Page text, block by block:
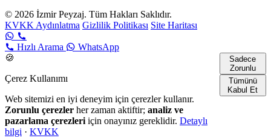
© 2026 İzmir Peyzaj. Tüm Hakları Saklıdır.
KVKK Aydınlatma Gizlilik Politikası Site Haritası
Hızlı Arama
WhatsApp
🍪
Çerez Kullanımı
Web sitemizi en iyi deneyim için çerezler kullanır.
Zorunlu çerezler her zaman aktiftir; analiz ve
pazarlama çerezleri için onayınız gereklidir. Detaylı
bilgi · KVKK
Sadece
Zorunlu
Tümünü
Kabul Et